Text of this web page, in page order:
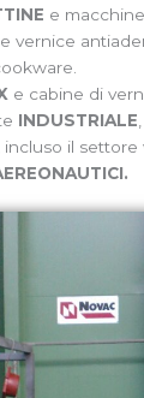
e
vernice
e cabine di
INDUSTRIALE
incluso il settore